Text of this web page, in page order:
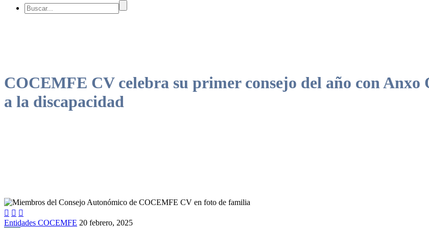
COCEMFE CV celebra su primer consejo del año con
a la discapacidad
  
Entidades COCEMFE 20 febrero, 2025